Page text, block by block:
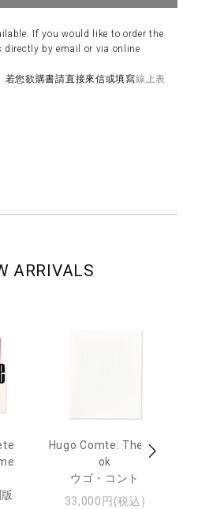
If you would like to order the
directly by email or via online
若您欲購書請直接來信或填寫線上表
ARRIVALS
Hugo Comte: The Bo
ok
ウゴ・コント
33,000円(税込)